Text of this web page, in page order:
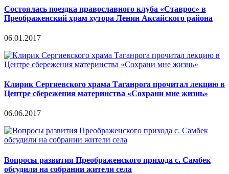
Состоялась поездка православного клуба «Ставрос» в
Преображенский храм хутора Ленин Аксайского района
06.01.2017
Клирик Сергиевского храма Таганрога прочитал лекцию в
Центре сбережения материнства «Сохрани мне жизнь»
06.06.2017
Вопросы развития Преображенского прихода с. Самбек
обсудили на собрании жители села